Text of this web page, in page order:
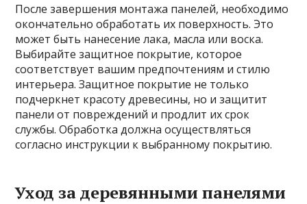
После завершения монтажа панелей, необходимо
окончательно обработать их поверхность. Это
может быть нанесение лака, масла или воска.
Выбирайте защитное покрытие, которое
соответствует вашим предпочтениям и стилю
интерьера. Защитное покрытие не только
подчеркнет красоту древесины, но и защитит
панели от повреждений и продлит их срок
службы. Обработка должна осуществляться
согласно инструкции к выбранному покрытию.
Уход за деревянными панелями